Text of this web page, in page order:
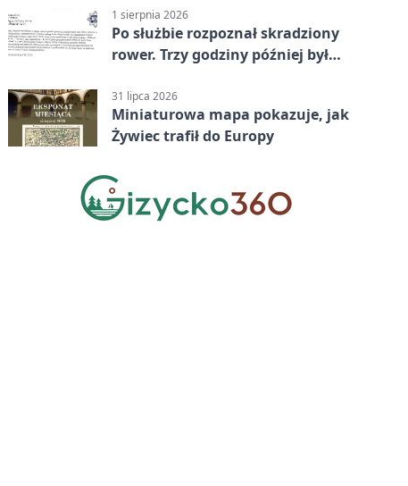
1 sierpnia 2026
Po służbie rozpoznał skradziony
rower. Trzy godziny później był
31 lipca 2026
Miniaturowa mapa pokazuje, jak
Żywiec trafił do Europy